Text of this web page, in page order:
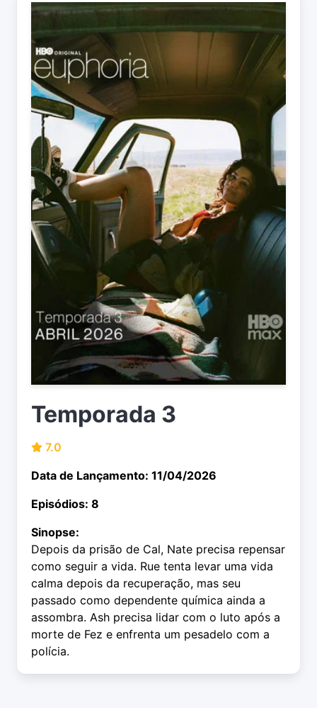
Temporada 3
7.0
Data de Lançamento: 11/04/2026
Episódios: 8
Sinopse:
Depois da prisão de Cal, Nate precisa repensar
como seguir a vida. Rue tenta levar uma vida
calma depois da recuperação, mas seu
passado como dependente química ainda a
assombra. Ash precisa lidar com o luto após a
morte de Fez e enfrenta um pesadelo com a
polícia.